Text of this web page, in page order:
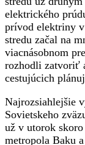
elektrického
prívod elektriny
stredu začal na
viacnásobnom
rozhodli zatvoriť
cestujúcich
Najrozsiahlejšie
Sovietskeho
už v utorok
metropola Baku